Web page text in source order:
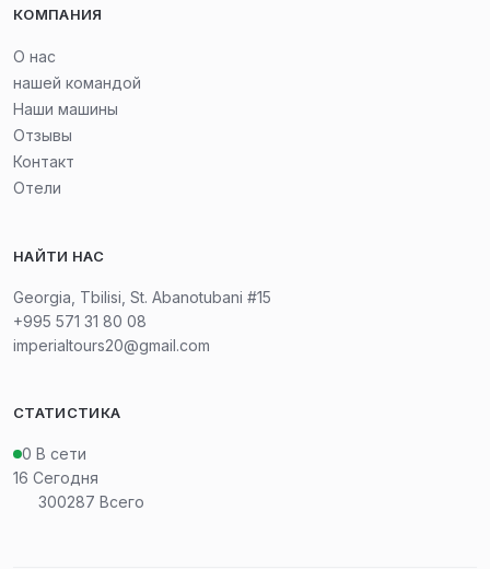
КОМПАНИЯ
О нас
нашей командой
Наши машины
Отзывы
Контакт
Отели
НАЙТИ НАС
Georgia, Tbilisi, St. Abanotubani #15
+995 571 31 80 08
imperialtours20@gmail.com
СТАТИСТИКА
0 В сети
16 Сегодня
300287 Всего